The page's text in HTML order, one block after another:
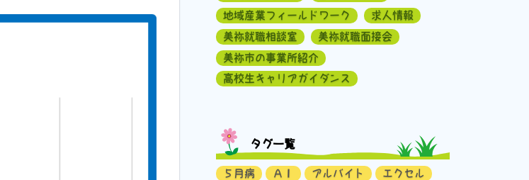
地域産業フィールドワーク
求人情報
美祢就職相談室
美祢就職面接会
美祢市の事業所紹介
高校生キャリアガイダンス
タグ一覧
５月病 ＡＩ アルバイト
エクセル